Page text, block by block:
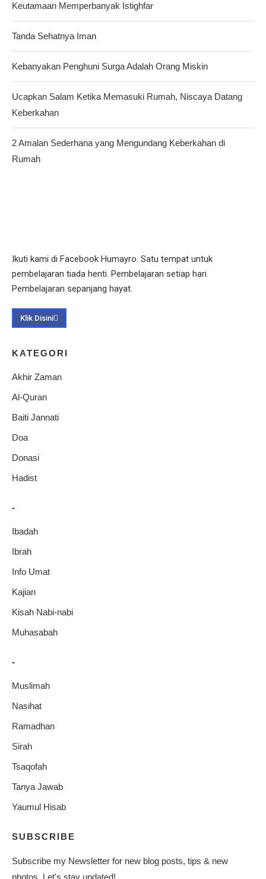
Keutamaan Memperbanyak Istighfar
Tanda Sehatnya Iman
Kebanyakan Penghuni Surga Adalah Orang Miskin
Ucapkan Salam Ketika Memasuki Rumah, Niscaya Datang
Keberkahan
2 Amalan Sederhana yang Mengundang Keberkahan di
Rumah
Ikuti kami di Facebook Humayro. Satu tempat untuk
pembelajaran tiada henti. Pembelajaran setiap hari.
Pembelajaran sepanjang hayat.
Klik Disini
KATEGORI
Akhir Zaman
Al-Quran
Baiti Jannati
Doa
Donasi
Hadist
-
Ibadah
Ibrah
Info Umat
Kajian
Kisah Nabi-nabi
Muhasabah
-
Muslimah
Nasihat
Ramadhan
Sirah
Tsaqofah
Tanya Jawab
Yaumul Hisab
SUBSCRIBE
Subscribe my Newsletter for new blog posts, tips & new